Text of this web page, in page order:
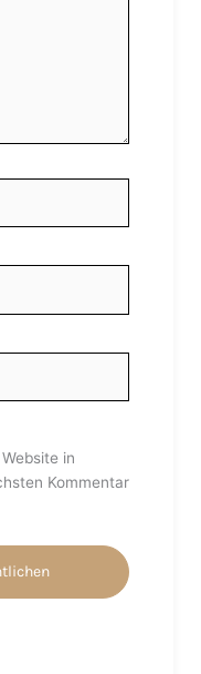
in
Kommentar